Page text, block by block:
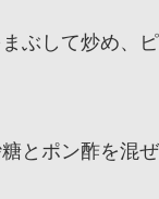
ぶして炒め、
とポン酢を混